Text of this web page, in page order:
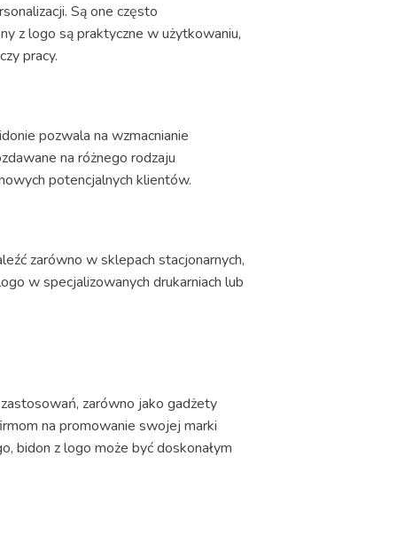
Są one często
z logo są praktyczne w użytkowaniu,
pracy.
pozwala na wzmacnianie
na różnego rodzaju
potencjalnych klientów.
zarówno w sklepach stacjonarnych,
w specjalizowanych drukarniach lub
zarówno jako gadżety
na promowanie swojej marki
bidon z logo może być doskonałym